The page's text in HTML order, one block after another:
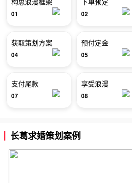
01 02
获取策划方案
04
预付定金
05
支付尾款
07
享受浪漫
08
长葛求婚策划案例